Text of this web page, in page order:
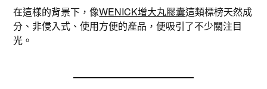
在這樣的背景下，像WENICK增大丸膠囊這類標榜天然成
分、非侵入式、使用方便的產品，便吸引了不少關注目
光。